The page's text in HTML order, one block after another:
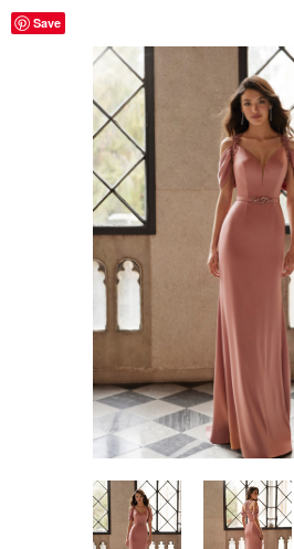
Save